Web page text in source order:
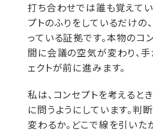
打ち合わせでは誰も覚えてい
プトのふりをしているだけの
っている証拠です。本物のコ
間に会議の空気が変わり、
ェクトが前に進みます。
私は、コンセプトを考えると
に問うようにしています。判
変わるか。どこで線を引いた